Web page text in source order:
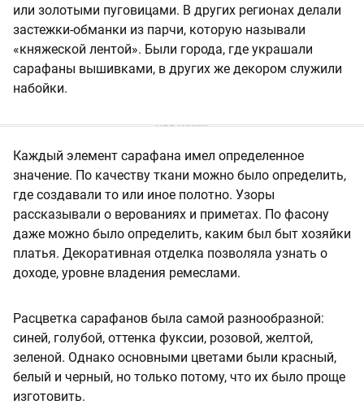
или золотыми пуговицами. В других регионах делали
застежки-обманки из парчи, которую называли
«княжеской лентой». Были города, где украшали
сарафаны вышивками, в других же декором служили
набойки.
Каждый элемент сарафана имел определенное
значение. По качеству ткани можно было определить,
где создавали то или иное полотно. Узоры
рассказывали о верованиях и приметах. По фасону
даже можно было определить, каким был быт хозяйки
платья. Декоративная отделка позволяла узнать о
доходе, уровне владения ремеслами.
Расцветка сарафанов была самой разнообразной:
синей, голубой, оттенка фуксии, розовой, желтой,
зеленой. Однако основными цветами были красный,
белый и черный, но только потому, что их было проще
изготовить.